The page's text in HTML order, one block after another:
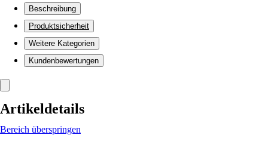
Beschreibung
Produktsicherheit
Weitere Kategorien
Kundenbewertungen
Artikeldetails
Bereich überspringen